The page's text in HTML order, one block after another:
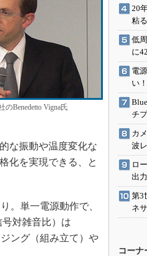
のBenedetto Vigna氏
な振動や温度変化な
化を実現できる、と
。単一電源動作で、
対雑音比）は
ング（組み立て）や
20
粘
低
に
電
い
チ
カ
波
ロ
出
第3
ネ
コーナ